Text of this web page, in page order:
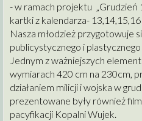
- w ramach projektu „Grudzień
kartki z kalendarza- 13,14,15,16
Nasza młodzież przygotowuje
publicystycznego i
Jednym z ważniejszych
wymiarach 420 cm na 230cm,
działaniem milicji i wojska w
prezentowane były również
pacyfikacji Kopalni Wujek.